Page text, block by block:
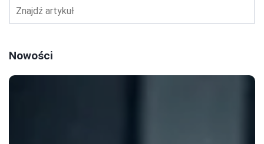
Nowości